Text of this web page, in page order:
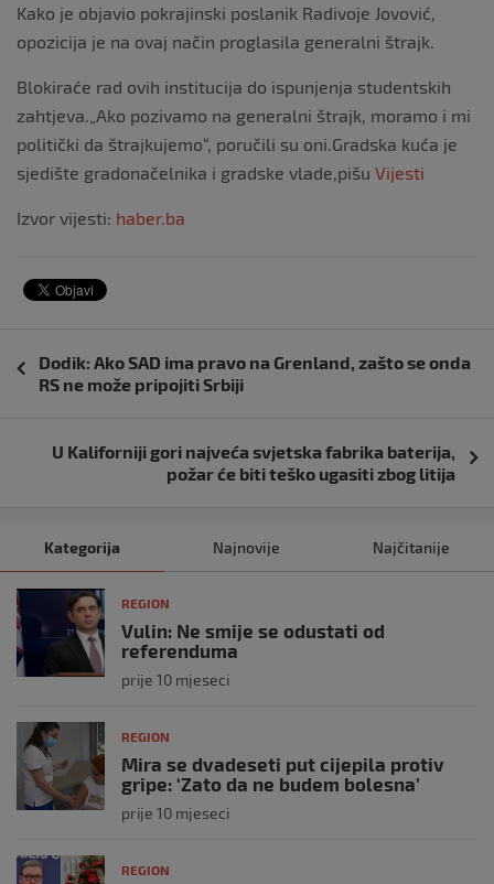
Kako je objavio pokrajinski poslanik Radivoje Jovović,
opozicija je na ovaj način proglasila generalni štrajk.
Blokiraće rad ovih institucija do ispunjenja studentskih
zahtjeva.„Ako pozivamo na generalni štrajk, moramo i mi
politički da štrajkujemo“, poručili su oni.Gradska kuća je
sjedište gradonačelnika i gradske vlade,pišu Vijesti
Izvor vijesti: haber.ba
objava
Dodik: Ako SAD ima pravo na Grenland, zašto se onda
RS ne može pripojiti Srbiji
U Kaliforniji gori najveća svjetska fabrika baterija,
požar će biti teško ugasiti zbog litija
Kategorija Najnovije Najčitanije
REGION
Vulin: Ne smije se odustati od
referenduma
prije 10 mjeseci
REGION
Mira se dvadeseti put cijepila protiv
gripe: ‘Zato da ne budem bolesna’
prije 10 mjeseci
REGION